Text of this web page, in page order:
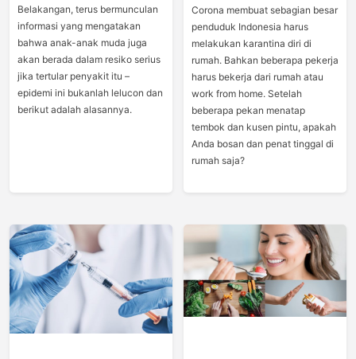
Belakangan, terus bermunculan
informasi yang mengatakan
bahwa anak-anak muda juga
akan berada dalam resiko serius
jika tertular penyakit itu –
epidemi ini bukanlah lelucon dan
berikut adalah alasannya.
Corona membuat sebagian besar
penduduk Indonesia harus
melakukan karantina diri di
rumah. Bahkan beberapa pekerja
harus bekerja dari rumah atau
work from home. Setelah
beberapa pekan menatap
tembok dan kusen pintu, apakah
Anda bosan dan penat tinggal di
rumah saja?